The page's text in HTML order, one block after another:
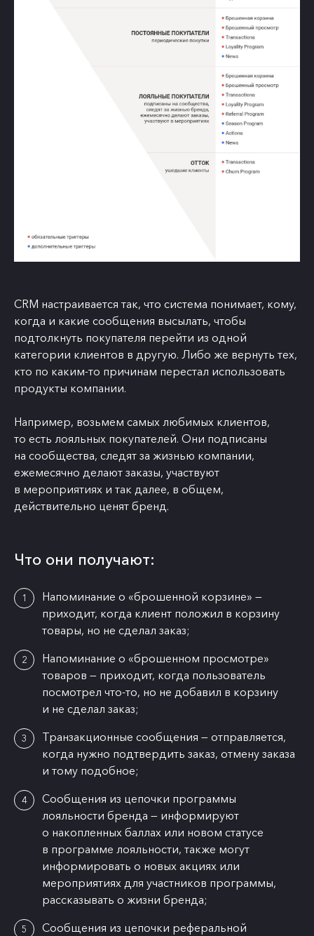
CRM настраивается так, что система понимает, кому,
когда и какие сообщения высылать, чтобы
подтолкнуть покупателя перейти из одной
категории клиентов в другую. Либо же вернуть тех,
кто по каким-то причинам перестал использовать
продукты компании.
Например, возьмем самых любимых клиентов,
то есть лояльных покупателей. Они подписаны
на сообщества, следят за жизнью компании,
ежемесячно делают заказы, участвуют
в мероприятиях и так далее, в общем,
действительно ценят бренд.
Что они получают:
Напоминание о «брошенной корзине» —
приходит, когда клиент положил в корзину
товары, но не сделал заказ;
Напоминание о «брошенном просмотре»
товаров — приходит, когда пользователь
посмотрел что-то, но не добавил в корзину
и не сделал заказ;
Транзакционные сообщения — отправляется,
когда нужно подтвердить заказ, отмену заказа
и тому подобное;
Сообщения из цепочки программы
лояльности бренда — информируют
о накопленных баллах или новом статусе
в программе лояльности, также могут
информировать о новых акциях или
мероприятиях для участников программы,
рассказывать о жизни бренда;
Сообщения из цепочки реферальной